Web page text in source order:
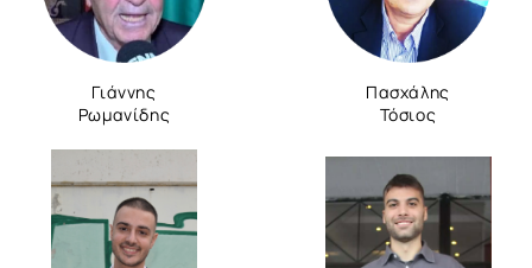
Γιάννης
Ρωμανίδης
Πασχάλης
Τόσιος